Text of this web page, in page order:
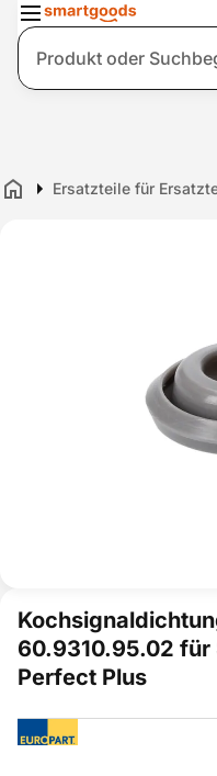
Suche
Home Ersatzteile für
60.9310.95.02
Perfect Plus